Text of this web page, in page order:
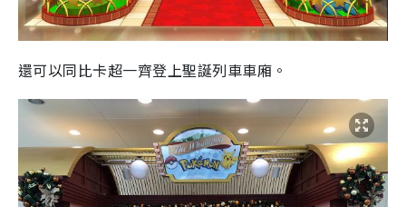
還可以同比卡超一齊登上聖誕列車車廂 。